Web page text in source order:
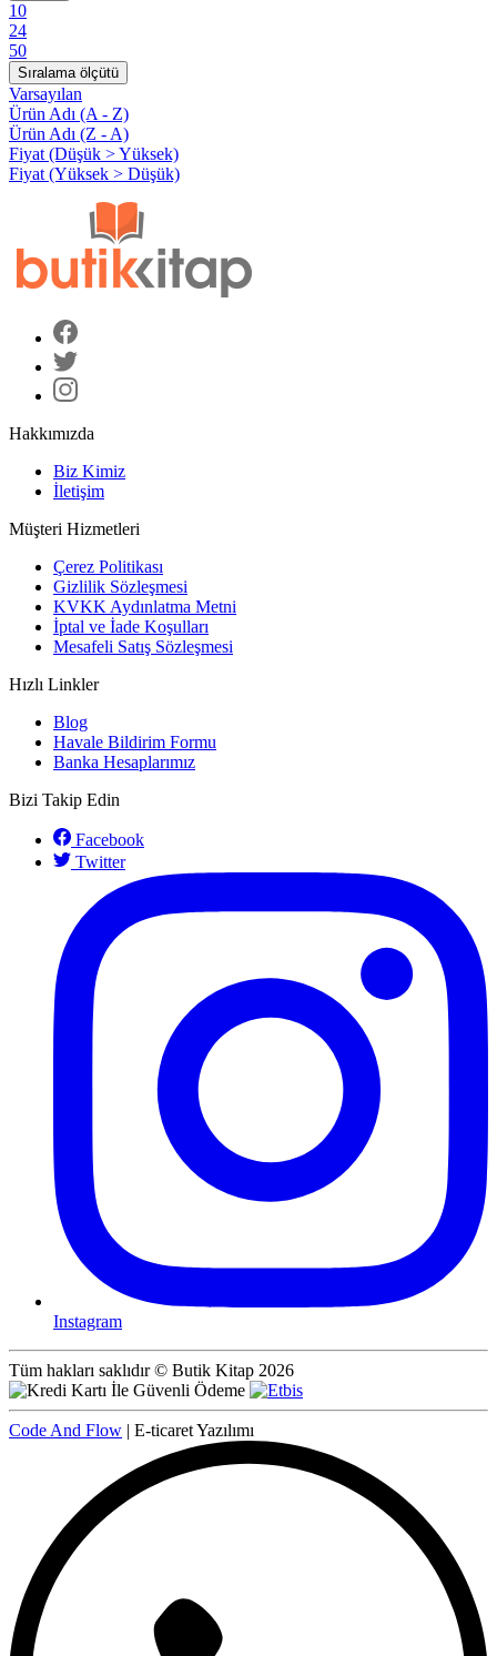
10
24
50
Sıralama ölçütü
Varsayılan
Ürün Adı (A - Z)
Ürün Adı (Z - A)
Fiyat (Düşük > Yüksek)
Fiyat (Yüksek > Düşük)
Hakkımızda
Biz Kimiz
İletişim
Müşteri Hizmetleri
Çerez Politikası
Gizlilik Sözleşmesi
KVKK Aydınlatma Metni
İptal ve İade Koşulları
Mesafeli Satış Sözleşmesi
Hızlı Linkler
Blog
Havale Bildirim Formu
Banka Hesaplarımız
Bizi Takip Edin
Facebook
Twitter
Instagram
Tüm hakları saklıdır © Butik Kitap 2026
Code And Flow | E-ticaret Yazılımı